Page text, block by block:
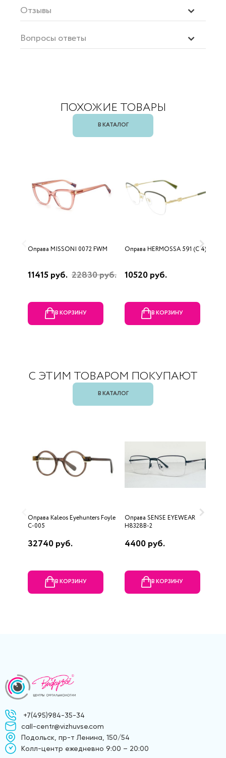
Отзывы
Вопросы ответы
ПОХОЖИЕ ТОВАРЫ
В КАТАЛОГ
Оправа MISSONI 0072 FWM
11415 руб. 22830 руб.
В КОРЗИНУ
Оправа HERMOSSA 591 (C 4)
10520 руб.
В КОРЗИНУ
С ЭТИМ ТОВАРОМ ПОКУПАЮТ
В КАТАЛОГ
Оправа Kaleos Eyehunters Foyle
C-005
32740 руб.
В КОРЗИНУ
Оправа SENSE EYEWEAR
H8328B-2
4400 руб.
В КОРЗИНУ
+7(495)984-35-34
call-centr@vizhuvse.com
Подольск, пр-т Ленина, 150/54
Kолл-центр ежедневно 9:00 – 20:00